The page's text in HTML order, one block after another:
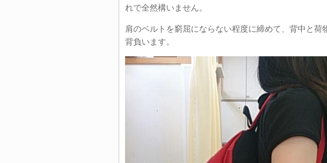
れで全然構いません。
肩のベルトを窮屈にならない程度に締めて、背中と
背負います。